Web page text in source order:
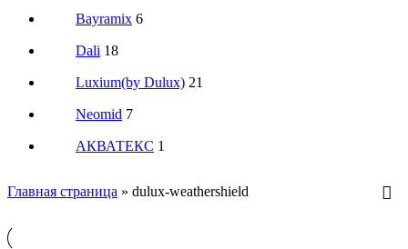
Bayramix 6
Dali 18
Luxium(by Dulux) 21
Neomid 7
АКВАТЕКС 1
Главная страница » dulux-weathershield